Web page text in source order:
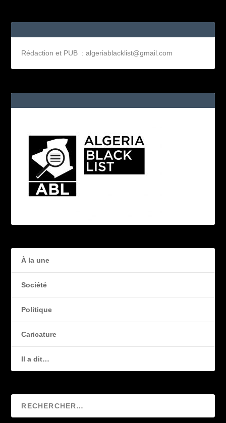
Rédaction et PUB : algeriablacklist@gmail.com
À la une
Société
Politique
Caricature
Il a dit…